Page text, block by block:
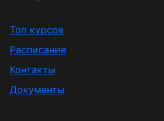
Топ курсов
Расписание
Контакты
Документы